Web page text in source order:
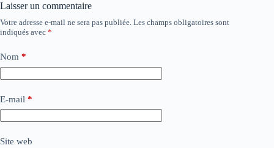
Laisser un commentaire
Votre adresse e-mail ne sera pas publiée. Les champs obligatoires sont
indiqués avec *
Nom *
E-mail *
Site web